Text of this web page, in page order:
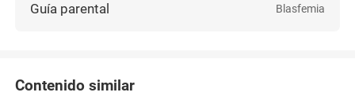
Guía parental Blasfemia
Contenido similar